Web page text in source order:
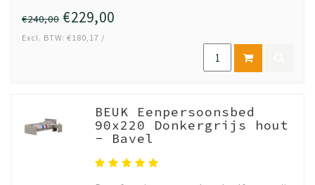
€240,00 €229,00
Excl. BTW: €180,17 /
BEUK Eenpersoonsbed
90x220 Donkergrijs hout
- Bavel